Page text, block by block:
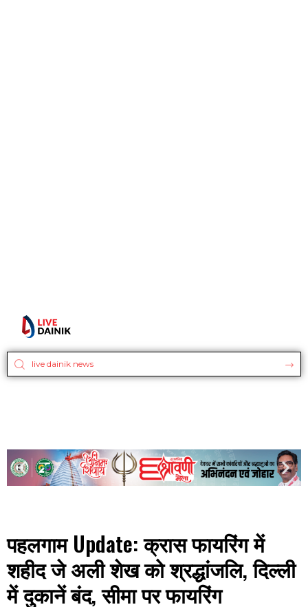
पहलगाम Update: क्रास फायरिंग में
शहीद जे अली शेख को श्रद्धांजलि, दिल्ली
में दुकानें बंद, सीमा पर फायरिंग